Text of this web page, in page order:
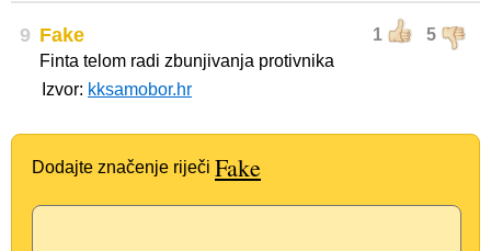
9 1 5
Fake
Finta telom radi zbunjivanja protivnika
Izvor: kksamobor.hr
Dodajte značenje riječi Fake